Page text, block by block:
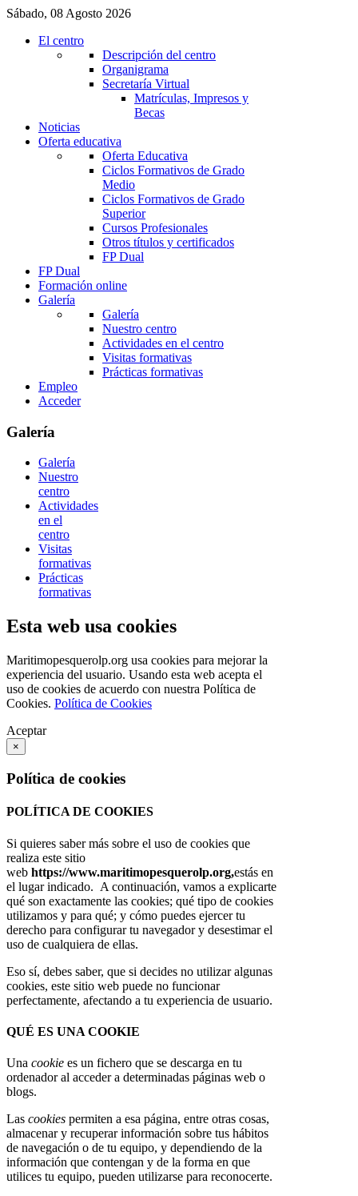
Sábado, 08 Agosto 2026
El centro
Descripción del centro
Organigrama
Secretaría Virtual
Matrículas, Impresos y
Becas
Noticias
Oferta educativa
Oferta Educativa
Ciclos Formativos de Grado
Medio
Ciclos Formativos de Grado
Superior
Cursos Profesionales
Otros títulos y certificados
FP Dual
FP Dual
Formación online
Galería
Galería
Nuestro centro
Actividades en el centro
Visitas formativas
Prácticas formativas
Empleo
Acceder
Galería
Galería
Nuestro
centro
Actividades
en el
centro
Visitas
formativas
Prácticas
formativas
Esta web usa cookies
Maritimopesquerolp.org usa cookies para mejorar la
experiencia del usuario. Usando esta web acepta el
uso de cookies de acuerdo con nuestra Política de
Cookies. Política de Cookies
Aceptar
×
Política de cookies
POLÍTICA DE COOKIES
Si quieres saber más sobre el uso de cookies que
realiza este sitio
web https://www.maritimopesquerolp.org,estás en
el lugar indicado. A continuación, vamos a explicarte
qué son exactamente las cookies; qué tipo de cookies
utilizamos y para qué; y cómo puedes ejercer tu
derecho para configurar tu navegador y desestimar el
uso de cualquiera de ellas.
Eso sí, debes saber, que si decides no utilizar algunas
cookies, este sitio web puede no funcionar
perfectamente, afectando a tu experiencia de usuario.
QUÉ ES UNA COOKIE
Una cookie es un fichero que se descarga en tu
ordenador al acceder a determinadas páginas web o
blogs.
Las cookies permiten a esa página, entre otras cosas,
almacenar y recuperar información sobre tus hábitos
de navegación o de tu equipo, y dependiendo de la
información que contengan y de la forma en que
utilices tu equipo, pueden utilizarse para reconocerte.